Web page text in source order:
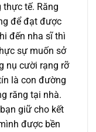
thực tế. Răng
để đạt được
đến nha sĩ thì
sự muốn sở
nụ cười rạng rỡ
là con đường
răng tại nhà.
giữ cho kết
được bền